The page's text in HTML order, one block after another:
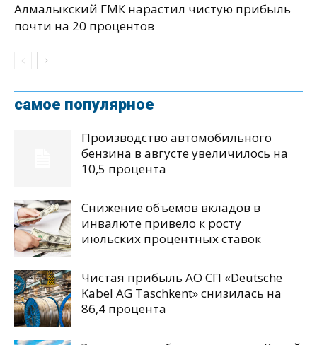
Алмалыкский ГМК нарастил чистую прибыль
почти на 20 процентов
самое популярное
Производство автомобильного
бензина в августе увеличилось на
10,5 процента
Снижение объемов вкладов в
инвалюте привело к росту
июльских процентных ставок
Чистая прибыль АО СП «Deutsche
Kabel AG Taschkent» снизилась на
86,4 процента